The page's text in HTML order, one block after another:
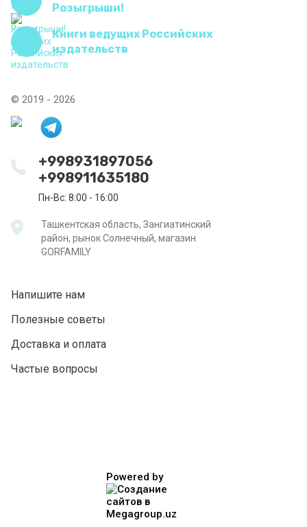
Розыгрыши!
Книги ведущих Российских
издательств
© 2019 - 2026
+998931897056
+998911635180
Пн-Вс: 8:00 - 16:00
Ташкентская область, Зангиатинский
район, рынок Солнечный, магазин
GORFAMILY
Напишите нам
Полезные советы
Доставка и оплата
Частые вопросы
Powered by